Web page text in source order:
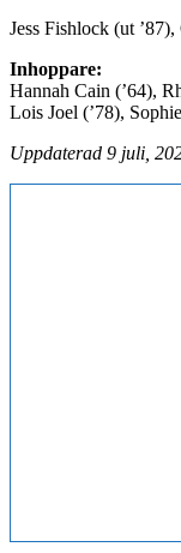
Jess Fishlock (ut
Inhoppare:
Hannah Cain (’64),
Lois Joel (’78),
Uppdaterad 9 juli,